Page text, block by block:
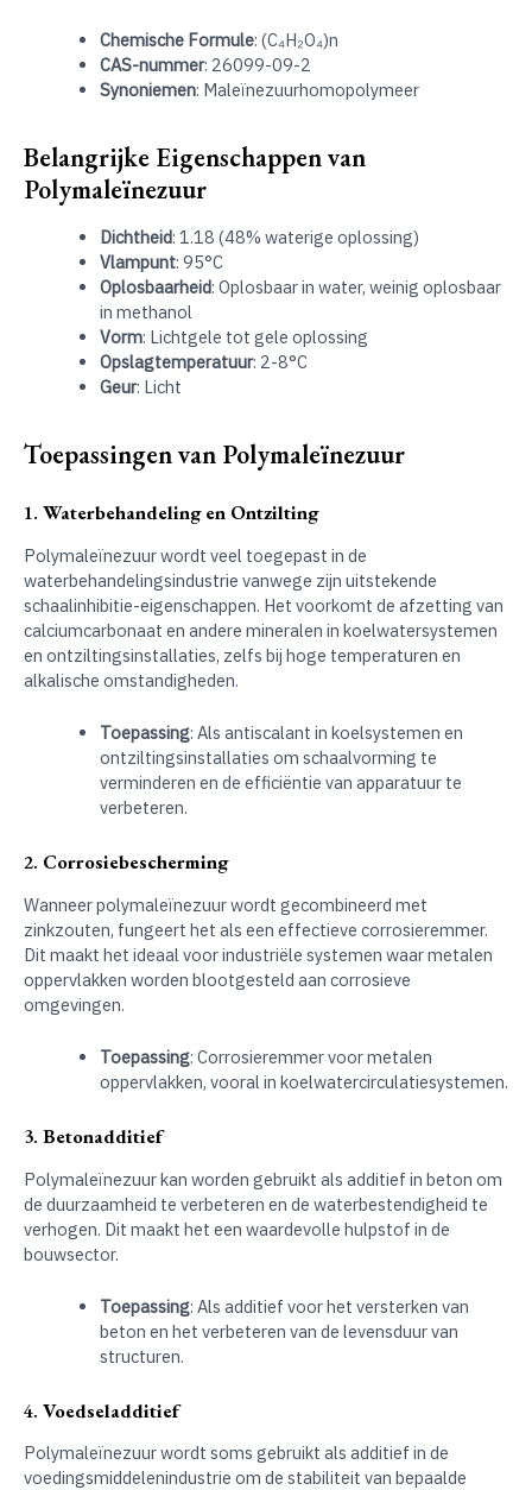
Chemische Formule: (C₄H₂O₄)n
CAS-nummer: 26099-09-2
Synoniemen: Maleïnezuurhomopolymeer
Belangrijke Eigenschappen van
Polymaleïnezuur
Dichtheid: 1.18 (48% waterige oplossing)
Vlampunt: 95°C
Oplosbaarheid: Oplosbaar in water, weinig oplosbaar
in methanol
Vorm: Lichtgele tot gele oplossing
Opslagtemperatuur: 2-8°C
Geur: Licht
Toepassingen van Polymaleïnezuur
1. Waterbehandeling en Ontzilting
Polymaleïnezuur wordt veel toegepast in de
waterbehandelingsindustrie vanwege zijn uitstekende
schaalinhibitie-eigenschappen. Het voorkomt de afzetting van
calciumcarbonaat en andere mineralen in koelwatersystemen
en ontziltingsinstallaties, zelfs bij hoge temperaturen en
alkalische omstandigheden.
Toepassing: Als antiscalant in koelsystemen en
ontziltingsinstallaties om schaalvorming te
verminderen en de efficiëntie van apparatuur te
verbeteren.
2. Corrosiebescherming
Wanneer polymaleïnezuur wordt gecombineerd met
zinkzouten, fungeert het als een effectieve corrosieremmer.
Dit maakt het ideaal voor industriële systemen waar metalen
oppervlakken worden blootgesteld aan corrosieve
omgevingen.
Toepassing: Corrosieremmer voor metalen
oppervlakken, vooral in koelwatercirculatiesystemen.
3. Betonadditief
Polymaleïnezuur kan worden gebruikt als additief in beton om
de duurzaamheid te verbeteren en de waterbestendigheid te
verhogen. Dit maakt het een waardevolle hulpstof in de
bouwsector.
Toepassing: Als additief voor het versterken van
beton en het verbeteren van de levensduur van
structuren.
4. Voedseladditief
Polymaleïnezuur wordt soms gebruikt als additief in de
voedingsmiddelenindustrie om de stabiliteit van bepaalde